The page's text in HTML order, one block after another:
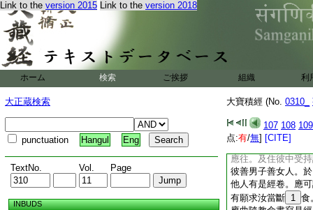
Link to the version 2015 Link to the version 2018
ホーム 検索 ご挨拶 組織 利
大正蔵検索
punctuation Hangul Eng
TextNo. Vol. Page
INBUDS
大寶積經 (No. 0310_
107 108 109
点:有/無] [CITE]
門。舍利弗。若諸
若已聞若當聞者。
菩薩行時慈悲願力
尊之所。預聞開示
摩訶薩欲速證無上
法門。應當受持讀
利弗。若善男子善
村落城邑。聽聞受
居白衣家。我説無
男子善女人。於命
舍利弗。若彼村邑
應往。及住彼中受
彼善男子善女人。
他人有是經卷。應
有願求汝當斷 1 食